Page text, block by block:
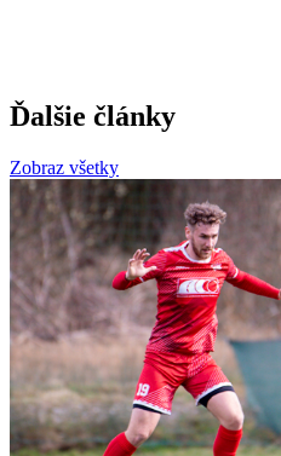
Ďalšie články
Zobraz všetky